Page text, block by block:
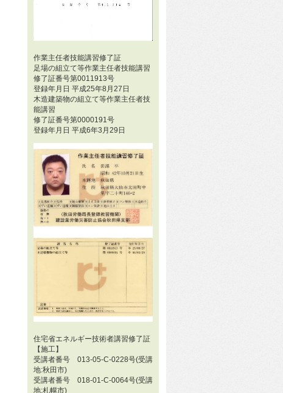
作業主任者技能講習修了証
足場の組立て等作業主任者技能講習
修了証番号第0011913号
登録年月日 平成25年8月27日
木造建築物の組立て等作業主任者技
能講習
修了証番号第0000191号
登録年月日 平成6年3月29日
住宅省エネルギー技術者講習修了証
【施工】
受講者番号 013-05-C-0228号(受講
地:秋田市)
受講者番号 018-01-C-0064号(受講
地:札幌市)